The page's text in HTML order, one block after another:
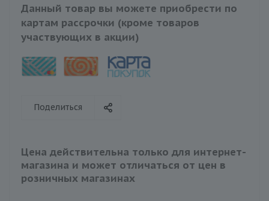
Данный товар вы можете приобрести по
картам рассрочки (кроме товаров
участвующих в акции)
Поделиться
Цена действительна только для интернет-
магазина и может отличаться от цен в
розничных магазинах